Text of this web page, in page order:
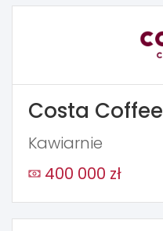
Costa Coffee
Kawiarnie
400 000 zł